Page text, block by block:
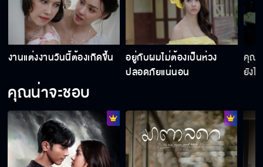
งานแต่งงานวันนี้ต้องเกิดขึ้น
อยู่กับผมไม่ต้องเป็นห่วง
ปลอดภัยแน่นอน
คุณเ
ยังไง
คุณน่าจะชอบ